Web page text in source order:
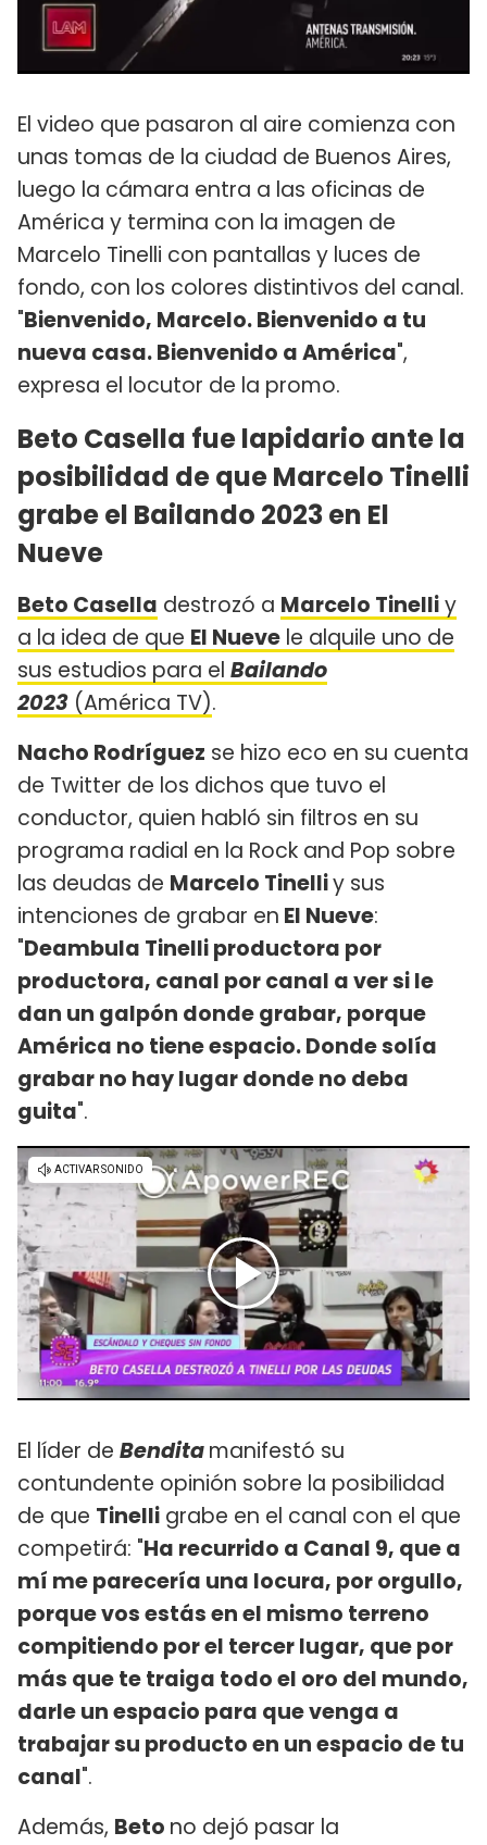
El video que pasaron al aire comienza con
unas tomas de la ciudad de Buenos Aires,
luego la cámara entra a las oficinas de
América y termina con la imagen de
Marcelo Tinelli con pantallas y luces de
fondo, con los colores distintivos del canal.
"Bienvenido, Marcelo. Bienvenido a tu
nueva casa. Bienvenido a América",
expresa el locutor de la promo.
Beto Casella fue lapidario ante la
posibilidad de que Marcelo Tinelli
grabe el Bailando 2023 en El
Nueve
Beto Casella destrozó a Marcelo Tinelliy
a la idea de que El Nueve le alquile uno de
sus estudios para el Bailando
2023 (América TV).
Nacho Rodríguez se hizo eco en su cuenta
de Twitter de los dichos que tuvo el
conductor, quien habló sin filtros en su
programa radial en la Rock and Pop sobre
las deudas de Marcelo Tinelliy sus
intenciones de grabar en El Nueve:
"Deambula Tinelli productora por
productora, canal por canal a ver si le
dan un galpón donde grabar, porque
América no tiene espacio. Donde solía
grabar no hay lugar donde no deba
guita".
El líder de Benditamanifestó su
contundente opinión sobre la posibilidad
de que Tinelli grabe en el canal con el que
competirá: "Ha recurrido a Canal 9, que a
mí me parecería una locura, por orgullo,
porque vos estás en el mismo terreno
compitiendo por el tercer lugar, que por
más que te traiga todo el oro del mundo,
darle un espacio para que venga a
trabajar su producto en un espacio de tu
canal".
Además, Beto no dejó pasar la